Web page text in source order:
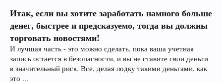
Итак, если вы хотите заработать намного больше
денег, быстрее и предсказуемо, тогда вы должны
торговать новостями!
И лучшая часть - это можно сделать, пока ваша учетная
запись остается в безопасности, и вы не ставите свои деньги
в значительный риск. Все, делая лодку такими деньгами, как
это ...